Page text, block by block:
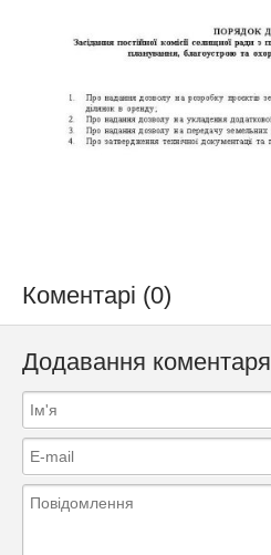
Коментарі (0)
Додавання коментаря